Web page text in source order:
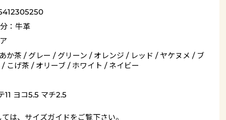
：牛革
か茶 / グレー / グリーン / オレンジ / レッド / ヤケヌメ / ブ
こげ茶 / オリーブ / ホワイト / ネイビー
11 ヨコ5.5 マチ2.5
は、 サイズガイドをご覧下さい。